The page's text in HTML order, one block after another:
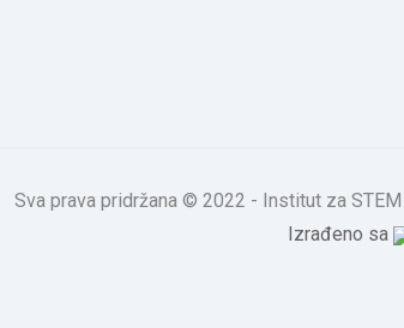
Sva prava pridržana © 2022 - Institut za
Izrađeno sa